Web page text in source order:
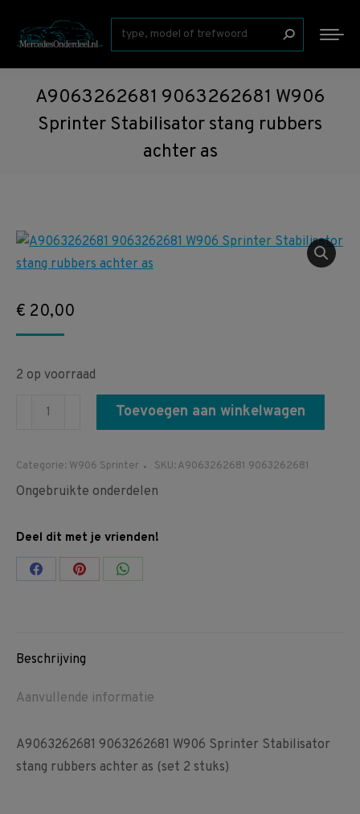
Zoeken:
A9063262681 9063262681 W906
Sprinter Stabilisator stang rubbers
achter as
€ 20,00
2 op voorraad
A9063262681
Sprinter
Stabilisator
rubbers
achter
as
Toevoegen aan winkelwagen
Categorie: W906 Sprinter SKU:A9063262681 9063262681
Ongebruikte onderdelen
Deel dit met je vrienden!
Share Share Share
Beschrijving
Aanvullende informatie
A9063262681 9063262681 W906 Sprinter Stabilisator
stang rubbers achter as (set 2 stuks)